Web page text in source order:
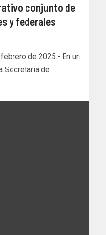
conjunto de
y federales
de 2025.- En un
Secretaría de